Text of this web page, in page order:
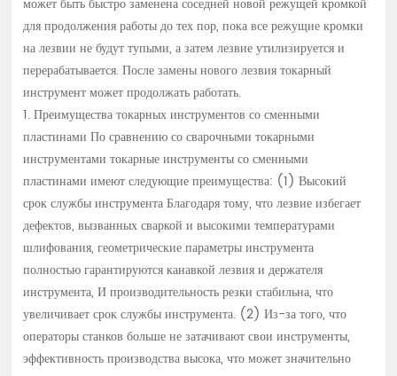
для продолжения работы до тех пор, пока все режущие кромки
на лезвии не будут тупыми, а затем лезвие утилизируется и
перерабатывается. После замены нового лезвия токарный
инструмент может продолжать работать.
1. Преимущества токарных инструментов со сменными
пластинами По сравнению со сварочными токарными
инструментами токарные инструменты со сменными
пластинами имеют следующие преимущества: (1) Высокий
срок службы инструмента Благодаря тому, что лезвие избегает
дефектов, вызванных сваркой и высокими температурами
шлифования, геометрические параметры инструмента
полностью гарантируются канавкой лезвия и держателя
инструмента, И производительность резки стабильна, что
увеличивает срок службы инструмента. (2) Из-за того, что
операторы станков больше не затачивают свои инструменты,
эффективность производства высока, что может значительно